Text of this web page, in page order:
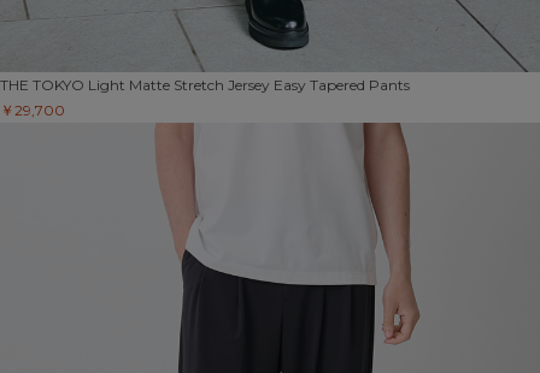
THE TOKYO Light Matte Stretch Jersey Easy Tapered Pants
￥29,700